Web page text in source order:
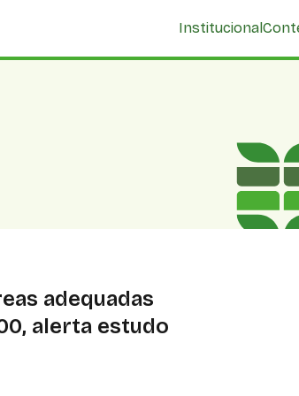
Institucional
adequadas
alerta estudo